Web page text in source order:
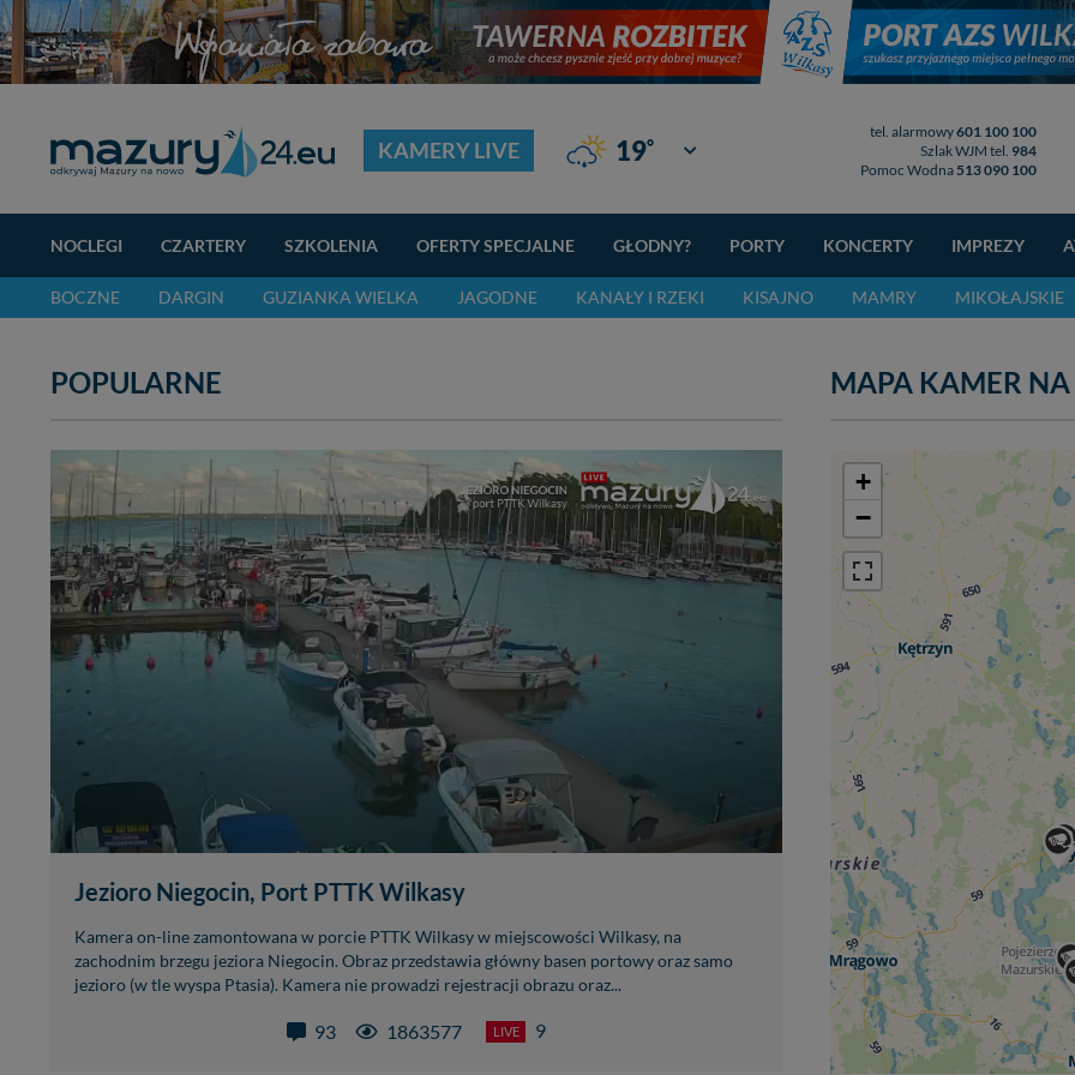
KAMERY LIVE 19° Giżycko
tel. alarmowy601 100 100
Szlak WJM tel. 984
Pomoc Wodna 513 090 100
NOCLEGI CZARTERY SZKOLENIA OFERTY SPECJALNE GŁODNY? PORTY KONCERTY IMPREZY
BOCZNE DARGIN GUZIANKA WIELKA JAGODNE KANAŁY I RZEKI KISAJNO MAMRY MIKOŁAJSKIE
POPULARNE
Jezioro Niegocin, Port PTTK Wilkasy
Kamera on-line zamontowana w porcie PTTK Wilkasy w miejscowości Wilkasy, na
zachodnim brzegu jeziora Niegocin. Obraz przedstawia główny basen portowy oraz samo
jezioro (w tle wyspa Ptasia). Kamera nie prowadzi rejestracji obrazu oraz...
93 1863577 LIVE 9
MAPA KAMER
+
−